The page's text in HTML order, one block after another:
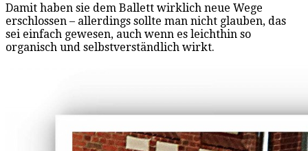
Damit haben sie dem Ballett wirklich neue Wege
erschlossen – allerdings sollte man nicht glauben, das
sei einfach gewesen, auch wenn es leichthin so
organisch und selbstverständlich wirkt.